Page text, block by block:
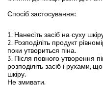
Спосіб застосування: ⁣
1. Нанесіть засіб на суху
2. Розподіліть продукт
поки утвориться піна. ⁣
3. Після повного утворення
розподіліть засіб і рухами,
шкіру. ⁣
Не змивати. ⁣